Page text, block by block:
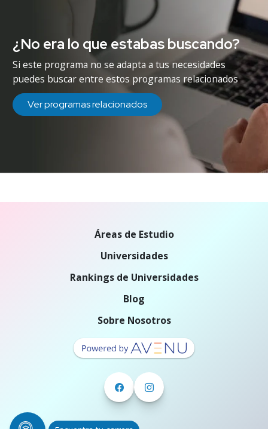
¿No era lo que estabas buscando?
Si este programa no se adapta a tus necesidades
puedes buscar entre estos programas relacionados
Ver programas relacionados
Áreas de Estudio
Universidades
Rankings de Universidades
Blog
Sobre Nosotros